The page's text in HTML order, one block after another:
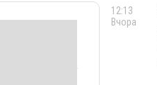
12:13
Вчора